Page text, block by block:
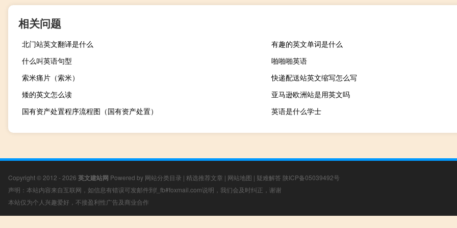
相关问题
北门站英文翻译是什么
有趣的英文单词是什么
什么叫英语句型
啪啪啪英语
索米痛片（索米）
快递配送站英文缩写怎么写
矮的英文怎么读
亚马逊欧洲站是用英文吗
国有资产处置程序流程图（国有资产处置）
英语是什么学士
Copyright © 2012 - 2026 英文建站网 Powered by 网站分类目录 | 精选推荐文章 | 网站地图 | 疑难解答 陕ICP备05039492号
声明：本站内容来自互联网，如信息有错误可发邮件到f_fb#foxmail.com说明，我们会及时纠正，谢谢
本站仅为个人兴趣爱好，不接盈利性广告及商业合作